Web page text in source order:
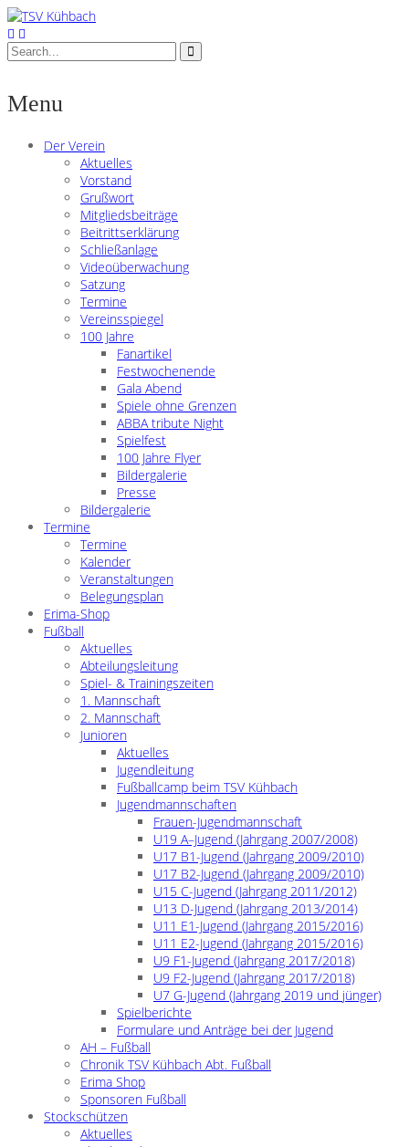
Menu
Der Verein
Aktuelles
Vorstand
Grußwort
Mitgliedsbeiträge
Beitrittserklärung
Schließanlage
Videoüberwachung
Satzung
Termine
Vereinsspiegel
100 Jahre
Fanartikel
Festwochenende
Gala Abend
Spiele ohne Grenzen
ABBA tribute Night
Spielfest
100 Jahre Flyer
Bildergalerie
Presse
Bildergalerie
Termine
Termine
Kalender
Veranstaltungen
Belegungsplan
Erima-Shop
Fußball
Aktuelles
Abteilungsleitung
Spiel- & Trainingszeiten
1. Mannschaft
2. Mannschaft
Junioren
Aktuelles
Jugendleitung
Fußballcamp beim TSV Kühbach
Jugendmannschaften
Frauen-Jugendmannschaft
U19 A–Jugend (Jahrgang 2007/2008)
U17 B1-Jugend (Jahrgang 2009/2010)
U17 B2-Jugend (Jahrgang 2009/2010)
U15 C-Jugend (Jahrgang 2011/2012)
U13 D-Jugend (Jahrgang 2013/2014)
U11 E1-Jugend (Jahrgang 2015/2016)
U11 E2-Jugend (Jahrgang 2015/2016)
U9 F1-Jugend (Jahrgang 2017/2018)
U9 F2-Jugend (Jahrgang 2017/2018)
U7 G-Jugend (Jahrgang 2019 und jünger)
Spielberichte
Formulare und Anträge bei der Jugend
AH – Fußball
Chronik TSV Kühbach Abt. Fußball
Erima Shop
Sponsoren Fußball
Stockschützen
Aktuelles